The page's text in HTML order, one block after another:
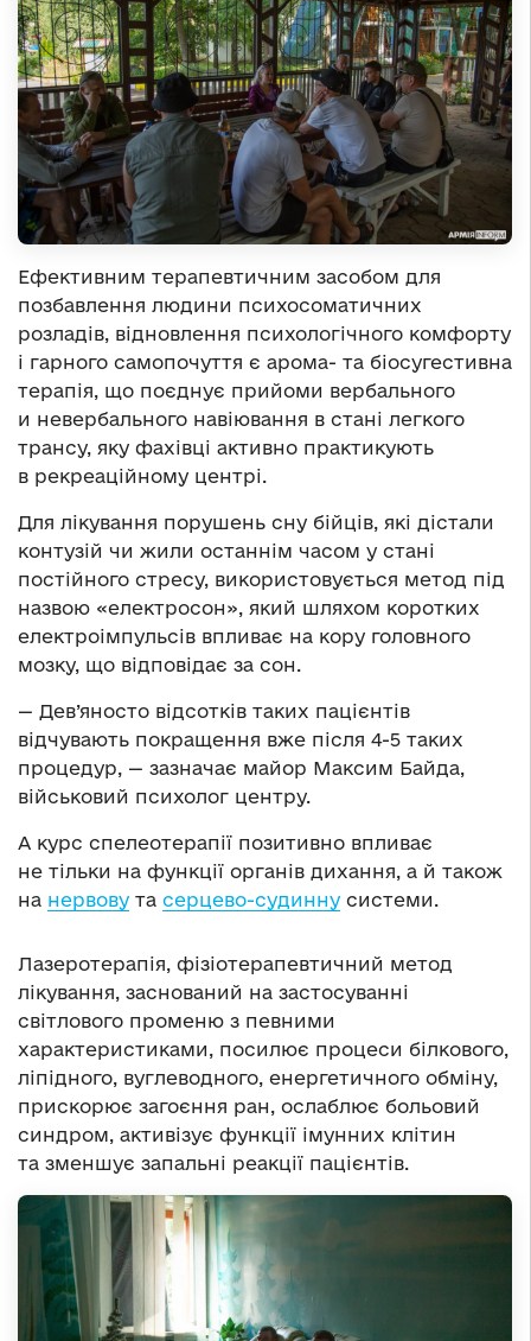
Ефективним терапевтичним засобом для
позбавлення людини психосоматичних
розладів, відновлення психологічного комфорту
і гарного самопочуття є арома- та біосугестивна
терапія, що поєднує прийоми вербального
и невербального навіювання в стані легкого
трансу, яку фахівці активно практикують
в рекреаційному центрі.
Для лікування порушень сну бійців, які дістали
контузій чи жили останнім часом у стані
постійного стресу, використовується метод під
назвою «електросон», який шляхом коротких
електроімпульсів впливає на кору головного
мозку, що відповідає за сон.
— Дев’яносто відсотків таких пацієнтів
відчувають покращення вже після 4-5 таких
процедур, — зазначає майор Максим Байда,
військовий психолог центру.
А курс спелеотерапії позитивно впливає
не тільки на функції органів дихання, а й також
на нервову та серцево-судинну системи.
Лазеротерапія, фізіотерапевтичний метод
лікування, заснований на застосуванні
світлового променю з певними
характеристиками, посилює процеси білкового,
ліпідного, вуглеводного, енергетичного обміну,
прискорює загоєння ран, ослаблює больовий
синдром, активізує функції імунних клітин
та зменшує запальні реакції пацієнтів.